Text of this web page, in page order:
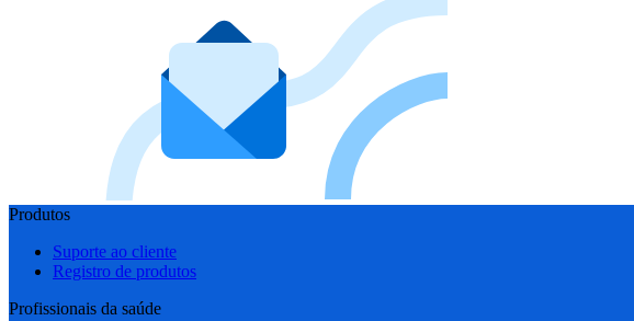
Produtos
Suporte ao cliente
Registro de produtos
Profissionais da saúde